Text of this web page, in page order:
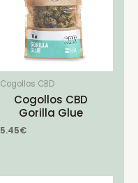
Cogollos CBD
Cogollos CBD
Gorilla Glue
5.45€